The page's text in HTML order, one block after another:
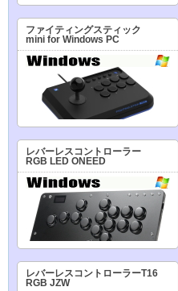
ファイティングスティック
mini for Windows PC
レバーレスコントローラー
RGB LED ONEED
レバーレスコントローラーT16
RGB JZW